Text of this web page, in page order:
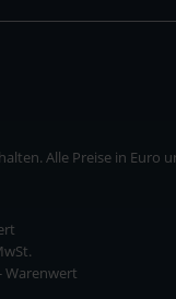
Alle Preise in Euro
Warenwert